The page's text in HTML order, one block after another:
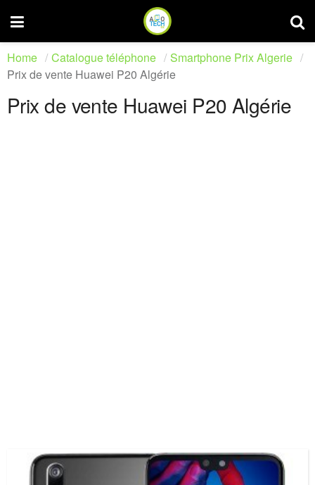
Home Catalogue téléphone
Smartphone Prix Algerie
Prix de vente Huawei P20 Algérie
Prix de vente Huawei P20 Algérie